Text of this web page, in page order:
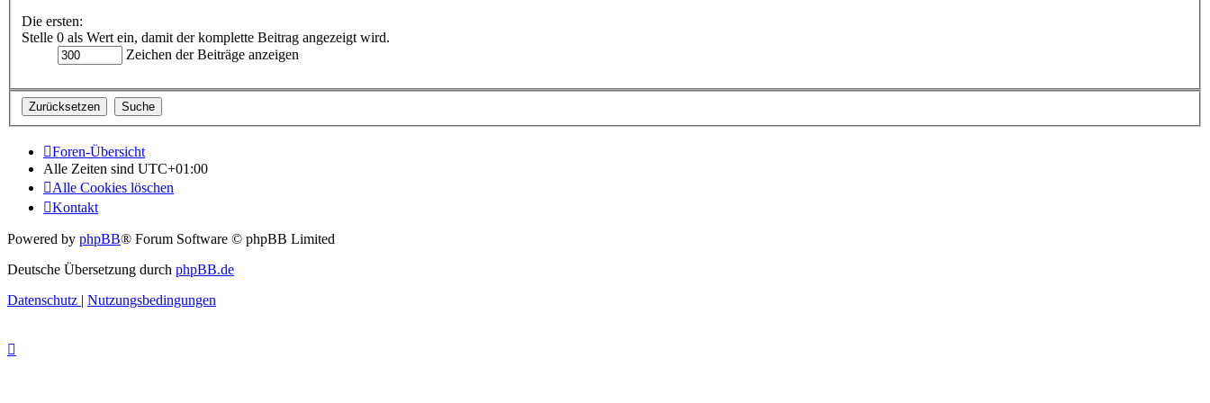
Die ersten:
Stelle 0 als Wert ein, damit der komplette Beitrag angezeigt wird.
Zeichen der Beiträge anzeigen
Foren-Übersicht
Alle Zeiten sind UTC+01:00
Alle Cookies löschen
Kontakt
Powered by phpBB® Forum Software © phpBB Limited
Deutsche Übersetzung durch phpBB.de
Datenschutz | Nutzungsbedingungen